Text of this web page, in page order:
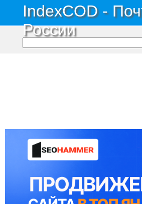
IndexCOD -
России